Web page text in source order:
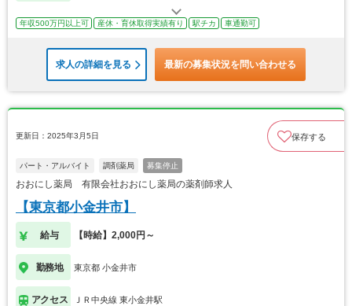
年収500万円以上可 産休・育休取得実績有り 駅チカ 車通勤可
求人の詳細を見る 最新の募集状況を問い合わせる
更新日：2025年3月5日 保存する
パート・アルバイト 調剤薬局 募集停止
おおにし薬局 有限会社おおにし薬局の薬剤師求人
【東京都小金井市】
給与 【時給】2,000円～
勤務地 東京都 小金井市
アクセス ＪＲ中央線 東小金井駅